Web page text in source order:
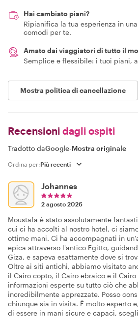
Hai cambiato piani?
Ripianifica la tua esperienza in
comodi per te.
Amato dai viaggiatori di tutto il
Semplice e flessibile: i tuoi piani,
Mostra politica di cancellazione
Recensioni dagli ospiti
Tradotto daGoogle-Mostra originale
Ordina per:
Johannes
2 agosto 2026
Moustafa è stato assolutamente
cui ci ha accolti al nostro hotel, ci
ottime mani. Ci ha accompagnati in
epica attraverso l'antico Egitto,
Giza, e sapeva esattamente dove si
Oltre ai siti antichi, abbiamo visitato
il Cairo copto, il Cairo ebraico e il Cairo
informazioni esperte su tutto ciò che
incredibilmente apprezzate. Posso
chiunque sia in visita. È molto esperto
di essere in mani sicure e capaci,